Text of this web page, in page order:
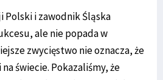
i zawodnik Śląska
ale nie popada w
zwycięstwo nie oznacza, że
świecie. Pokazaliśmy, że